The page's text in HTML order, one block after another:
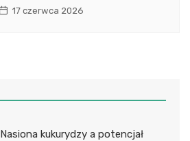
17 czerwca 2026
Nasiona kukurydzy a potencjał